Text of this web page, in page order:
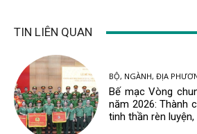
TIN LIÊN QUAN
BỘ, NGÀNH, ĐỊA
Bế mạc Vòng
năm 2026: Thành
tinh thần rèn